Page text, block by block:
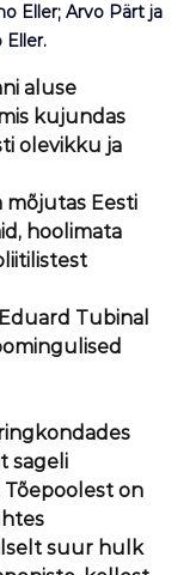
Eller; Arvo Pärt ja
Eller.
aluse
kujundas
olevikku ja
mõjutas Eesti
hoolimata
Tubinal
sageli
Tõepoolest on
suur hulk